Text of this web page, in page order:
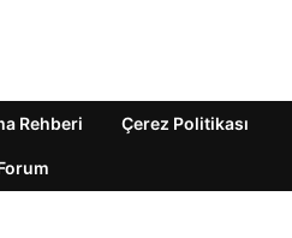
Rehberi Çerez Politikası